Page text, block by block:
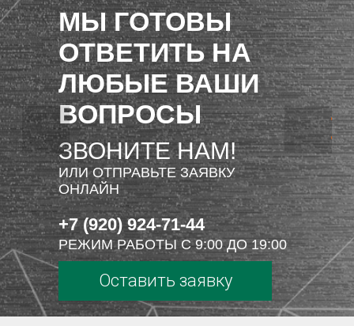
МЫ ГОТОВЫ
ОТВЕТИТЬ НА
ЛЮБЫЕ ВАШИ
ВОПРОСЫ
ЗВОНИТЕ НАМ!
ИЛИ ОТПРАВЬТЕ ЗАЯВКУ
ОНЛАЙН
+7 (920) 924-71-44
РЕЖИМ РАБОТЫ С 9:00 ДО 19:00
Оставить заявку